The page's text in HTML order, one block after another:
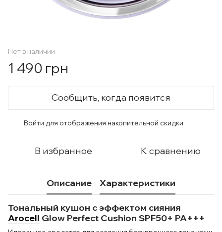
Нет в наличии
1 490 грн
Сообщить, когда появится
Войти для отображения накопительной скидки
В избранное К сравнению
Описание Характеристики
Тональный кушон с эффектом сияния
Arocell Glow Perfect Cushion SPF50+ PA+++